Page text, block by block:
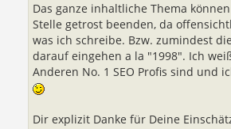
Das ganze inhaltliche Thema
Stelle getrost beenden, da
was ich schreibe. Bzw. zumindest
darauf eingehen a la "1998". Ich
Anderen No. 1 SEO Profis sind und
Dir explizit Danke für Deine